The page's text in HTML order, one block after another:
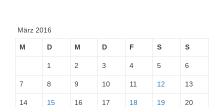
März 2016
M D M D F S S
1 2 3 4 5 6
7 8 9 10 11 12 13
14 15 16 17 18 19 20